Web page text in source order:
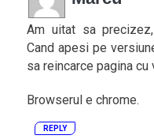
Am uitat sa
Cand apesi pe
sa reincarce pagina cu
Browserul e chrome.
REPLY